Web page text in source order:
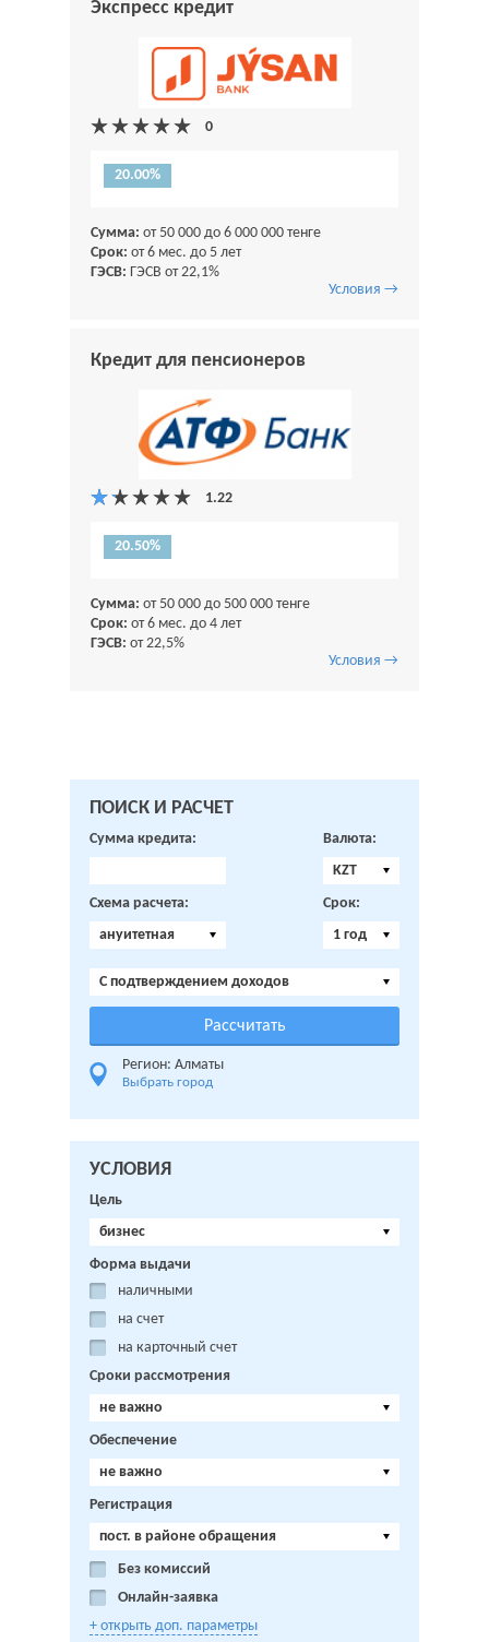
Экспресс кредит
20.00%
Сумма: от 50 000 до 6 000 000 тенге
Срок: от 6 мес. до 5 лет
ГЭСВ: ГЭСВ от 22,1%
Условия →
Кредит для пенсионеров
20.50%
Сумма: от 50 000 до 500 000 тенге
Срок: от 6 мес. до 4 лет
ГЭСВ: от 22,5%
Условия →
ПОИСК И РАСЧЕТ
Сумма кредита:
Валюта:
KZT
Схема расчета:
ануитетная
Срок:
1 год
C подтверждением доходов
Регион: Алматы
Выбрать город
УСЛОВИЯ
Цель
бизнес
Форма выдачи
наличными
на счет
на карточный счет
Сроки рассмотрения
не важно
Обеспечение
не важно
Регистрация
пост. в районе обращения
Без комиссий
Онлайн-заявка
+ открыть доп. параметры